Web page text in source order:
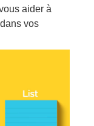
aider à
vos